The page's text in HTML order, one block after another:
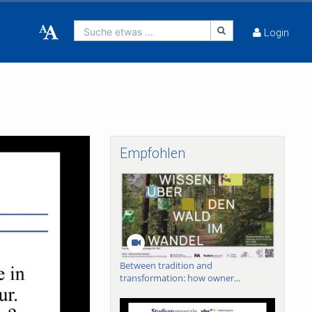
Suche etwas ... Login
Empfohlen
Between tradition and
transformation: how owner...